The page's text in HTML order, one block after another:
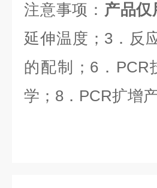
注意事项： 产品仅
延伸温度； 3．反
的配制； 6． PCR
学； 8 ． PCR扩增